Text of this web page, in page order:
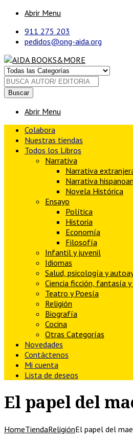
Abrir Menu
911 275 203
pedidos@ong-aida.org
Buscar
Abrir Menu
Colabora
Nuestras tiendas
Todos los Libros
Narrativa
Narrativa
Narrativa
Novela Histórica
Ensayo
Política
Historia
Economía
Filosofía
Infantil y juvenil
Idiomas
Salud, psicología y
Ciencia ficción, fantasía
Teatro y Poesía
Religión
Biografía
Cocina
Otras Categorías
Novedades
Contáctenos
Mi cuenta
Lista de deseos
El papel del
HomeTiendaReligiónEl papel del